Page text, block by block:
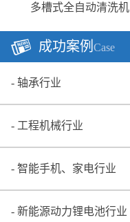
多槽式全自动清洗机
成功案例 Case
轴承行业
工程机械行业
智能手机、家电行业
新能源动力锂电池行业